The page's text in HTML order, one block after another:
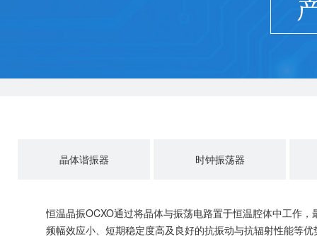
晶体谐振器 时钟振荡器
恒温晶振OCXO通过将晶体与振荡电路置于恒温腔体中工作
频幅效应小、短期稳定度高及良好的抗振动与抗辐射性能等